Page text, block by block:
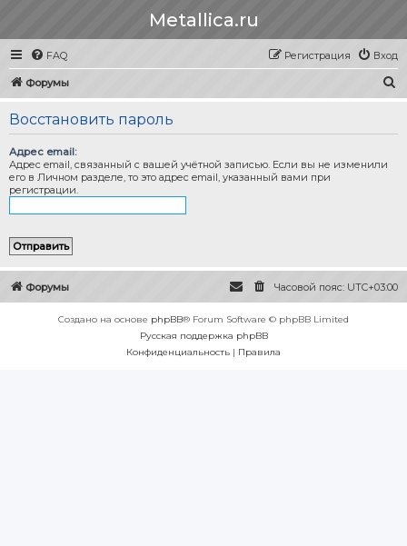
Metallica.ru
FAQ Вход
Регистрация
Форумы
Восстановить пароль
Адрес email:
Адрес email, связанный с вашей учётной записью. Если вы не изменили
его в Личном разделе, то это адрес email, указанный вами при
регистрации.
Форумы Часовой пояс: UTC+03:00
Создано на основе phpBB® Forum Software © phpBB Limited
Русская поддержка phpBB
Конфиденциальность | Правила